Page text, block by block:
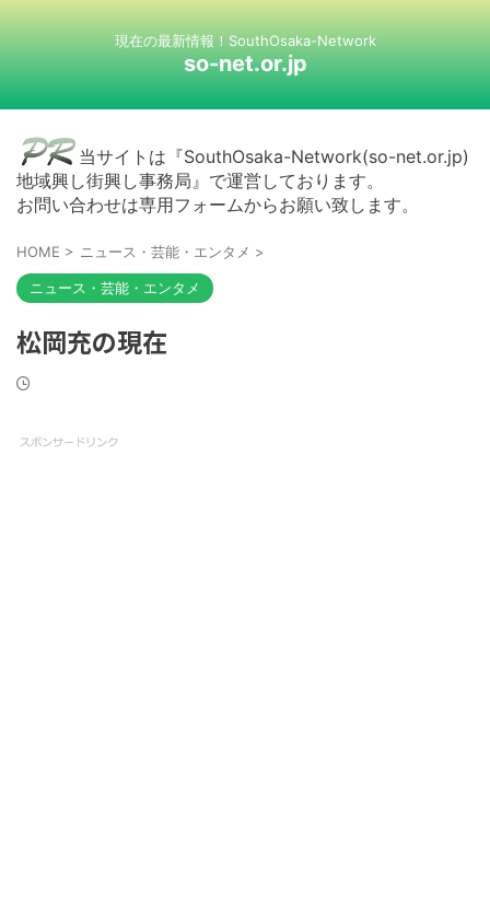
現在の最新情報！SouthOsaka-Network
so-net.or.jp
当サイトは『SouthOsaka-Network(so-net.or.jp)
地域興し街興し事務局』で運営しております。
お問い合わせは専用フォームからお願い致します。
HOME > ニュース・芸能・エンタメ >
ニュース・芸能・エンタメ
松岡充の現在